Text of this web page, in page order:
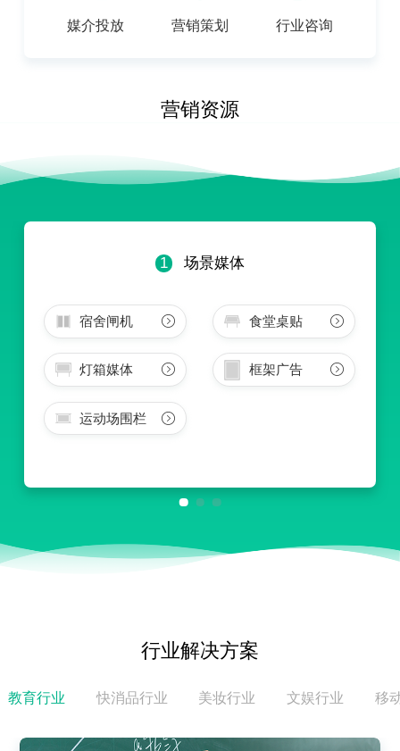
媒介投放 营销策划 行业咨询
营销资源
1 场景媒体
宿舍闸机 食堂桌贴
灯箱媒体 框架广告
运动场围栏
行业解决方案
教育行业 快消品行业 美妆行业 文娱行业 移